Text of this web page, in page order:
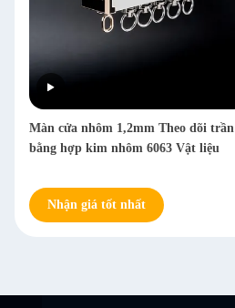
Màn cửa nhôm 1,2mm Theo dõi trần
bằng hợp kim nhôm 6063 Vật liệu
Nhận giá tốt nhất